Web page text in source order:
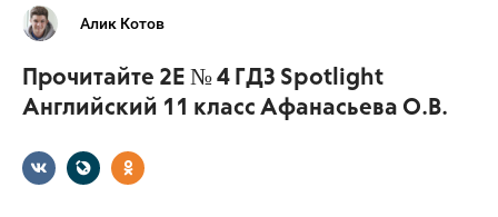
11 класс
Алик Котов
Прочитайте 2E № 4 ГДЗ Spotlight
Английский 11 класс Афанасьева О.В.